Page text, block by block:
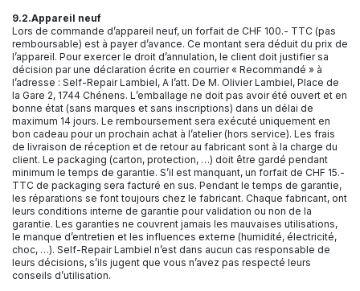
9.2.Appareil neuf
Lors de commande d’appareil neuf, un forfait de CHF 100.- TTC (pas
remboursable) est à payer d’avance. Ce montant sera déduit du prix de
l’appareil. Pour exercer le droit d’annulation, le client doit justifier sa
décision par une déclaration écrite en courrier « Recommandé » à
l’adresse : Self-Repair Lambiel, A l’att. De M. Olivier Lambiel, Place de
la Gare 2, 1744 Chénens. L’emballage ne doit pas avoir été ouvert et en
bonne état (sans marques et sans inscriptions) dans un délai de
maximum 14 jours. Le remboursement sera exécuté uniquement en
bon cadeau pour un prochain achat à l’atelier (hors service). Les frais
de livraison de réception et de retour au fabricant sont à la charge du
client. Le packaging (carton, protection, …) doit être gardé pendant
minimum le temps de garantie. S’il est manquant, un forfait de CHF 15.-
TTC de packaging sera facturé en sus. Pendant le temps de garantie,
les réparations se font toujours chez le fabricant. Chaque fabricant, ont
leurs conditions interne de garantie pour validation ou non de la
garantie. Les garanties ne couvrent jamais les mauvaises utilisations,
le manque d’entretien et les influences externe (humidité, électricité,
choc, …). Self-Repair Lambiel n’est dans aucun cas responsable de
leurs décisions, s’ils jugent que vous n’avez pas respecté leurs
conseils d’utilisation.